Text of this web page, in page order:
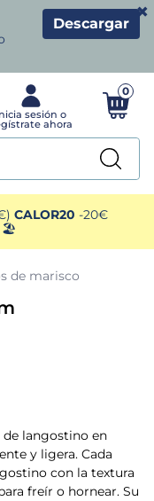
Descargar
×
0
CALOR20 -20€
🏖️
de marisco
de langostino en
y ligera. Cada
con la textura
freír o hornear. Su